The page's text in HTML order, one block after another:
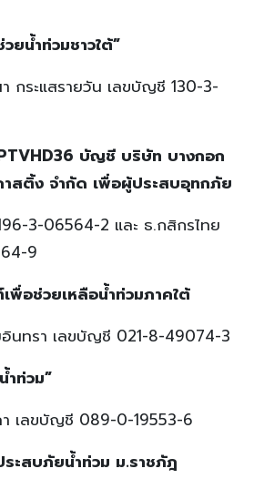
ยน้ำท่วมชาวใต้”
กระแสรายวัน เลขบัญชี 130-3-
บัญชี บริษัท บางกอก
สติ้ง จำกัด เพื่อผู้ประสบอุทกภัย
3-06564-2 และ ธ.กสิกรไทย
9
พื่อช่วยเหลือน้ำท่วมภาคใต้
อินทรา เลขบัญชี 021-8-49074-3
ท่วม”
า เลขบัญชี 089-0-19553-6
ะสบภัยน้ำท่วม ม.ราชภัฎ